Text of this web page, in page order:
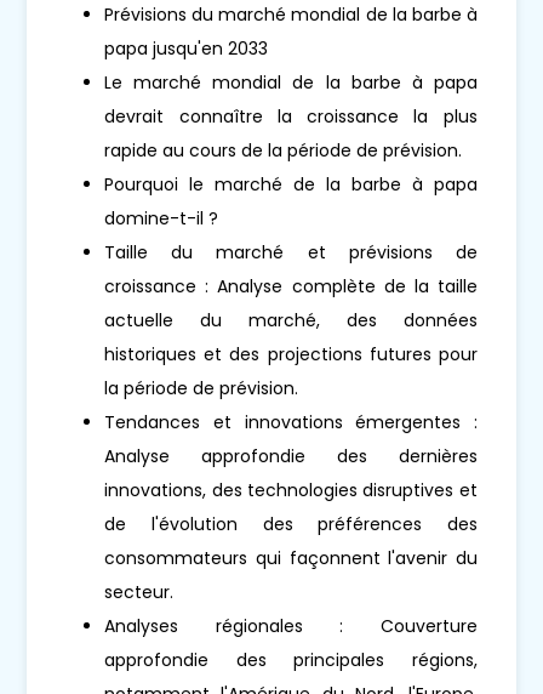
Prévisions du marché mondial de la barbe à
papa jusqu'en 2033
Le marché mondial de la barbe à papa
devrait connaître la croissance la plus
rapide au cours de la période de prévision.
Pourquoi le marché de la barbe à papa
domine-t-il ?
Taille du marché et prévisions de
croissance : Analyse complète de la taille
actuelle du marché, des données
historiques et des projections futures pour
la période de prévision.
Tendances et innovations émergentes :
Analyse approfondie des dernières
innovations, des technologies disruptives et
de l'évolution des préférences des
consommateurs qui façonnent l'avenir du
secteur.
Analyses régionales : Couverture
approfondie des principales régions,